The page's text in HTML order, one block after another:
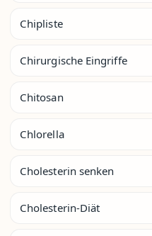
Chipliste
Chirurgische Eingriffe
Chitosan
Chlorella
Cholesterin senken
Cholesterin-Diät